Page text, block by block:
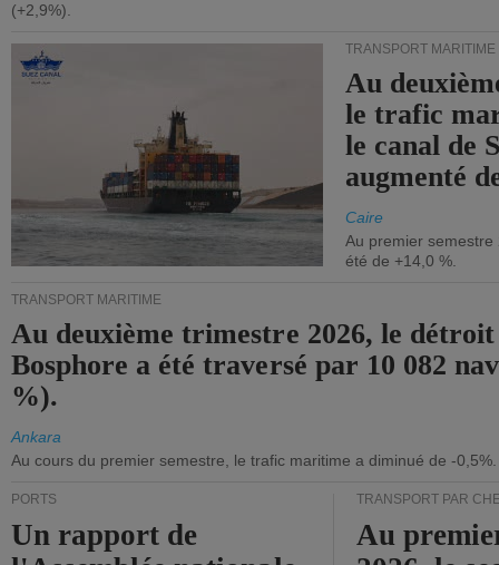
(+2,9%).
TRANSPORT MARITIME
Au
le trafic
le canal de
augmenté
Caire
Au premier
été de +14,0 %.
TRANSPORT MARITIME
Au deuxième trimestre 2026, le
Bosphore a été traversé par 10 082
%).
Ankara
Au cours du premier semestre, le trafic maritime a diminué de -0,5%.
PORTS
Un rapport de
TRANSPORT PAR
Au